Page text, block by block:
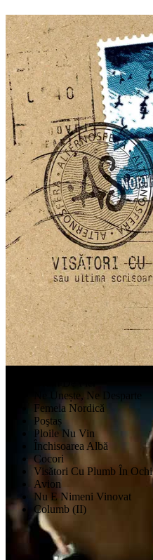
Ne Unește, Ne Desparte
Femeia Nordică
Poştaș
Ploile Nu Vin
Închisoarea Albă
Cocori
Visători Cu Plumb În Ochi
Avion
Nu E Nimeni Vinovat
Columb (II)
Pagina externă
Pagina externă
Pagina externă
Vezi pagina artistului
Videoclipuri